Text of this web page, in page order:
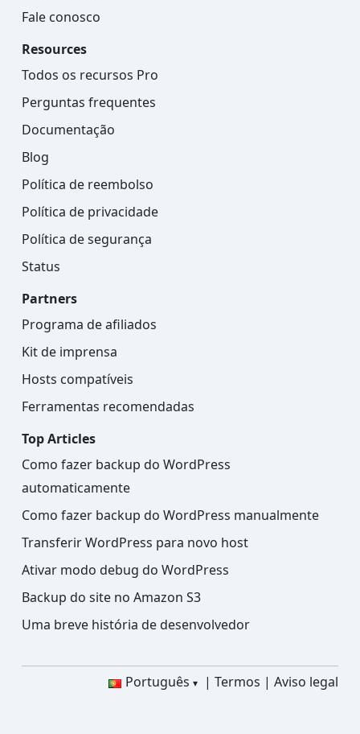
Fale conosco
Resources
Todos os recursos Pro
Perguntas frequentes
Documentação
Blog
Política de reembolso
Política de privacidade
Política de segurança
Status
Partners
Programa de afiliados
Kit de imprensa
Hosts compatíveis
Ferramentas recomendadas
Top Articles
Como fazer backup do WordPress
automaticamente
Como fazer backup do WordPress manualmente
Transferir WordPress para novo host
Ativar modo debug do WordPress
Backup do site no Amazon S3
Uma breve história de desenvolvedor
Português Termos Aviso legal